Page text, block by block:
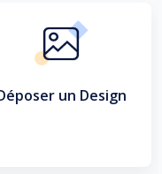
un Design